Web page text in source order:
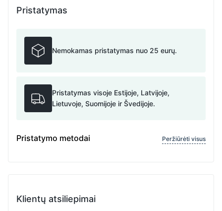
Pristatymas
Nemokamas pristatymas nuo 25 eurų.
Pristatymas visoje Estijoje, Latvijoje,
Lietuvoje, Suomijoje ir Švedijoje.
Pristatymo metodai Peržiūrėti visus
Klientų atsiliepimai